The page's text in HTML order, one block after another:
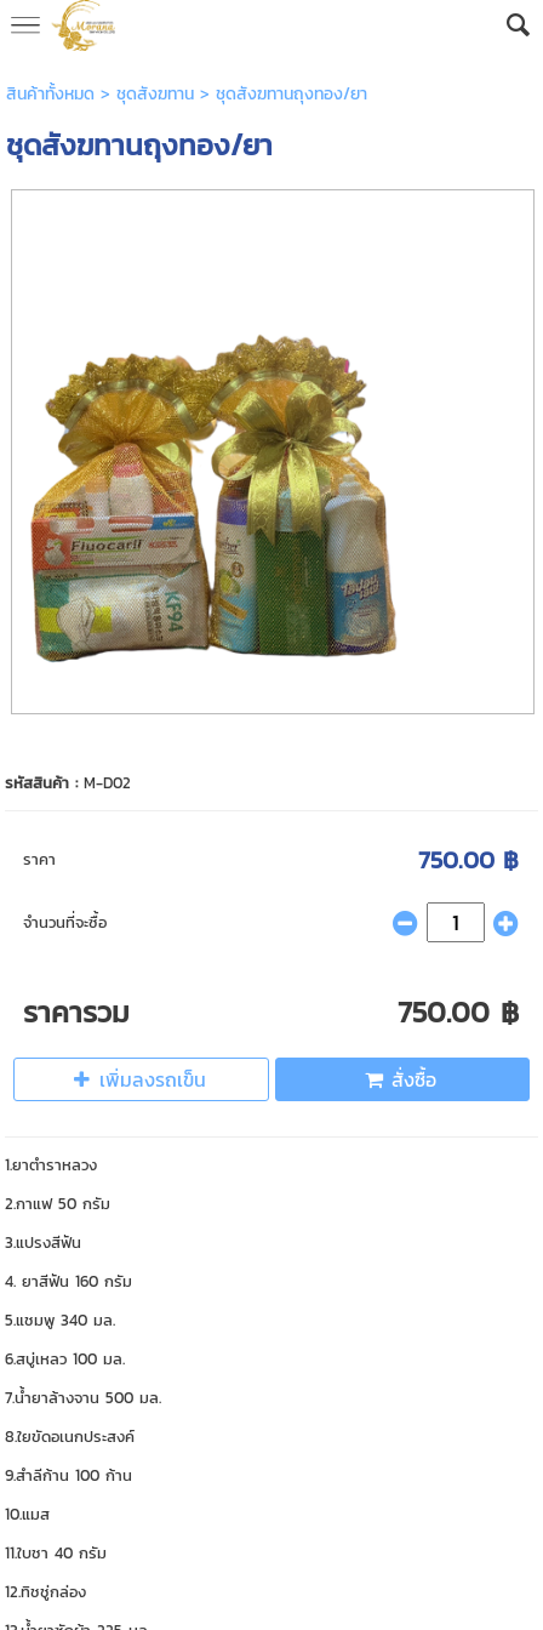
AW-16592682605
สินค้าทั้งหมด > ชุดสังฆทาน> ชุดสังฆทานถุงทอง/ยา
ชุดสังฆทานถุงทอง/ยา
รหัสสินค้า :M-D02
ราคา 750.00 ฿
จำนวนที่จะซื้อ
ราคารวม 750.00 ฿
เพิ่มลงรถเข็น สั่งซื้อ
1.ยาตำราหลวง
2.กาแฟ 50 กรัม
3.แปรงสีฟัน
4. ยาสีฟัน 160 กรัม
5.แชมพู 340 มล.
6.สบู่เหลว 100 มล.
7.น้ำยาล้างจาน 500 มล.
8.ใยขัดอเนกประสงค์
9.สำลีก้าน 100 ก้าน
10.แมส
11.ใบชา 40 กรัม
12.ทิชชู่กล่อง